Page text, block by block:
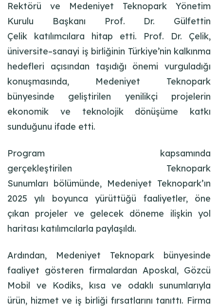
Rektörü ve Medeniyet Teknopark Yönetim
Kurulu Başkanı Prof. Dr. Gülfettin
Çelik katılımcılara hitap etti. Prof. Dr. Çelik,
üniversite–sanayi iş birliğinin Türkiye’nin kalkınma
hedefleri açısından taşıdığı önemi vurguladığı
konuşmasında, Medeniyet Teknopark
bünyesinde geliştirilen yenilikçi projelerin
ekonomik ve teknolojik dönüşüme katkı
sunduğunu ifade etti.
Program kapsamında
gerçekleştirilen Teknopark
Sunumları bölümünde, Medeniyet Teknopark’ın
2025 yılı boyunca yürüttüğü faaliyetler, öne
çıkan projeler ve gelecek döneme ilişkin yol
haritası katılımcılarla paylaşıldı.
Ardından, Medeniyet Teknopark bünyesinde
faaliyet gösteren firmalardan Aposkal, Gözcü
Mobil ve Kodiks, kısa ve odaklı sunumlarıyla
ürün, hizmet ve iş birliği fırsatlarını tanıttı. Firma